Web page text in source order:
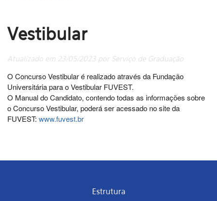
Vestibular
Atualizado em 23/05/2023 por Serviço de Graduação
O Concurso Vestibular é realizado através da Fundação
Universitária para o Vestibular FUVEST.
O Manual do Candidato, contendo todas as informações sobre
o Concurso Vestibular, poderá ser acessado no site da
FUVEST: www.fuvest.br
Estrutura